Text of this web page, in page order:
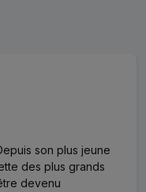
son plus jeune
des plus grands
devenu